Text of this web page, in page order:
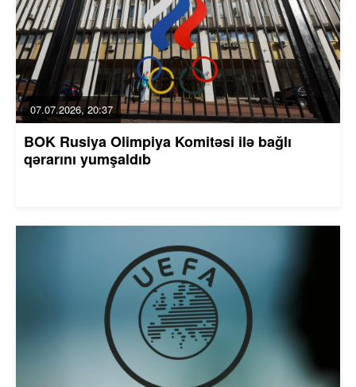
07.07.2026, 20:37
BOK Rusiya Olimpiya Komitəsi ilə bağlı
qərarını yumşaldıb